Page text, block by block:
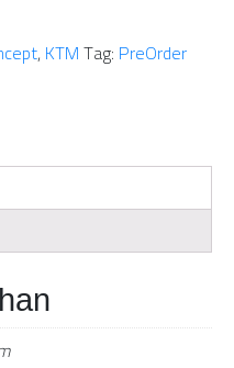
, KTMTag: PreOrder